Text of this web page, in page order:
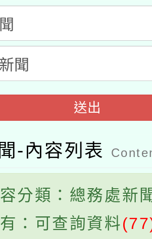
灣師範大學辦理
康促進學校輔導
研習」實施計畫
家教育研究院中
族教育政策研討
國際趨勢與發展
育部國民及學前
政府教育局辦理
成長研習實施計
工作坊新北場」
立臺灣師範大學
臺北學習中心
學習班」招生簡
關國立成功大學
學共融平台-教案
動簡章
部國民及學前教
19疫苗接
象擴大為「滿6
民眾」措施，延
止
送出
-內容列表
分類：總務處新
：可查詢資料